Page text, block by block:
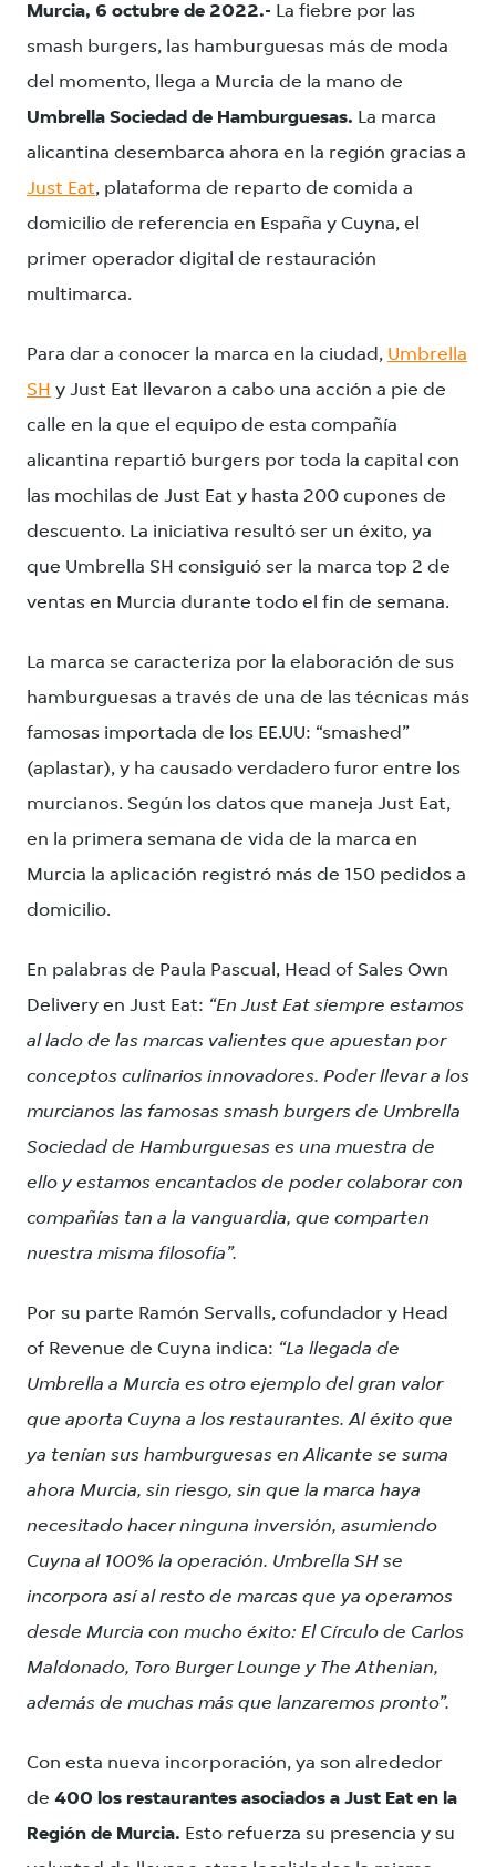
Murcia, 6 octubre de 2022.- La fiebre por las
smash burgers, las hamburguesas más de moda
del momento, llega a Murcia de la mano de
Umbrella Sociedad de Hamburguesas. La marca
alicantina desembarca ahora en la región gracias a
Just Eat, plataforma de reparto de comida a
domicilio de referencia en España y Cuyna, el
primer operador digital de restauración
multimarca.
Para dar a conocer la marca en la ciudad, Umbrella
SH y Just Eat llevaron a cabo una acción a pie de
calle en la que el equipo de esta compañía
alicantina repartió burgers por toda la capital con
las mochilas de Just Eat y hasta 200 cupones de
descuento. La iniciativa resultó ser un éxito, ya
que Umbrella SH consiguió ser la marca top 2 de
ventas en Murcia durante todo el fin de semana.
La marca se caracteriza por la elaboración de sus
hamburguesas a través de una de las técnicas más
famosas importada de los EE.UU: “smashed”
(aplastar), y ha causado verdadero furor entre los
murcianos. Según los datos que maneja Just Eat,
en la primera semana de vida de la marca en
Murcia la aplicación registró más de 150 pedidos a
domicilio.
En palabras de Paula Pascual, Head of Sales Own
Delivery en Just Eat: “En Just Eat siempre estamos
al lado de las marcas valientes que apuestan por
conceptos culinarios innovadores. Poder llevar a los
murcianos las famosas smash burgers de Umbrella
Sociedad de Hamburguesas es una muestra de
ello y estamos encantados de poder colaborar con
compañías tan a la vanguardia, que comparten
nuestra misma filosofía”.
Por su parte Ramón Servalls, cofundador y Head
of Revenue de Cuyna indica: “La llegada de
Umbrella a Murcia es otro ejemplo del gran valor
que aporta Cuyna a los restaurantes. Al éxito que
ya tenían sus hamburguesas en Alicante se suma
ahora Murcia, sin riesgo, sin que la marca haya
necesitado hacer ninguna inversión, asumiendo
Cuyna al 100% la operación. Umbrella SH se
incorpora así al resto de marcas que ya operamos
desde Murcia con mucho éxito: El Círculo de Carlos
Maldonado, Toro Burger Lounge y The Athenian,
además de muchas más que lanzaremos pronto”.
Con esta nueva incorporación, ya son alrededor
de 400 los restaurantes asociados a Just Eat en la
Región de Murcia. Esto refuerza su presencia y su